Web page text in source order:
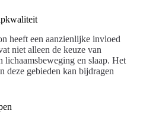
heeft een aanzienlijke invloed
niet alleen de keuze van
lichaamsbeweging en slaap. Het
deze gebieden kan bijdragen